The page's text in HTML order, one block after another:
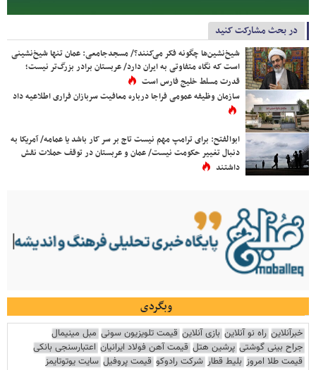
در بحث مشارکت کنید
شیخ‌نشین‌ها چگونه فکر می‌کنند؟/ مسجدجامعی: عمان تنها شیخ‌نشینی
است که نگاه متفاوتی به ایران دارد/ عربستان برادر بزرگ‌تر نیست؛
قدرت مسلط خلیج فارس است
سازمان وظیفه عمومی فراجا درباره معافیت سربازان فراری اطلاعیه داد
ابوالفتح: برای ترامپ مهم نیست تاج بر سر کار باشد یا عمامه/ آمریکا به
دنبال تغییر حکومت نیست/ عمان و عربستان در توقف حملات نقش
داشتند
وبگردی
خبرآنلاین راه نو آنلاین بازی آنلاین قیمت تلویزیون سونی مبل مینیمال
جراح بینی گوشتی پرشین هتل قیمت آهن فولاد ایرانیان اعتبارسنجی بانکی
قیمت طلا امروز بلیط قطار شرکت رادوکو قیمت پروفیل سایت یوتوتایمز